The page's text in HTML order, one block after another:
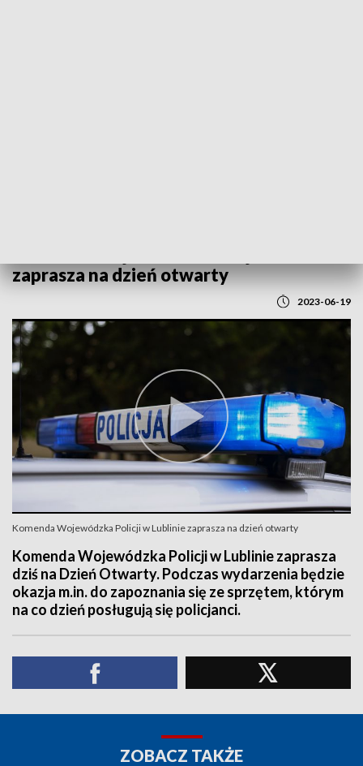
zaprasza na dzień otwarty
2023-06-19
Komenda Wojewódzka Policji w Lublinie zaprasza na dzień otwarty
Komenda Wojewódzka Policji w Lublinie zaprasza
dziś na Dzień Otwarty. Podczas wydarzenia będzie
okazja m.in. do zapoznania się ze sprzętem, którym
na co dzień posługują się policjanci.
ZOBACZ TAKŻE